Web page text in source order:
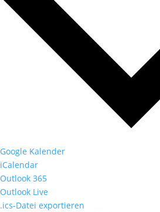
Google Kalender
iCalendar
Outlook 365
Outlook Live
.ics-Datei exportieren